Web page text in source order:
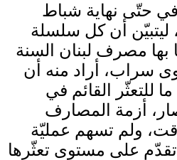
حتّى نهاية شباط
ليتبيّن أن كل سلسلة
بها مصرف لبنان السنة
سراب، أراد منه أن
للتعثّر القائم في
أزمة المصارف
ولم تسهم عمليّة